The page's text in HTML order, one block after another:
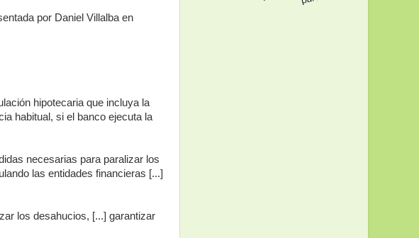
por Daniel Villalba en
hipotecaria que incluya la
habitual, si el banco ejecuta la
necesarias para paralizar los
las entidades financieras [...]
los desahucios, [...] garantizar